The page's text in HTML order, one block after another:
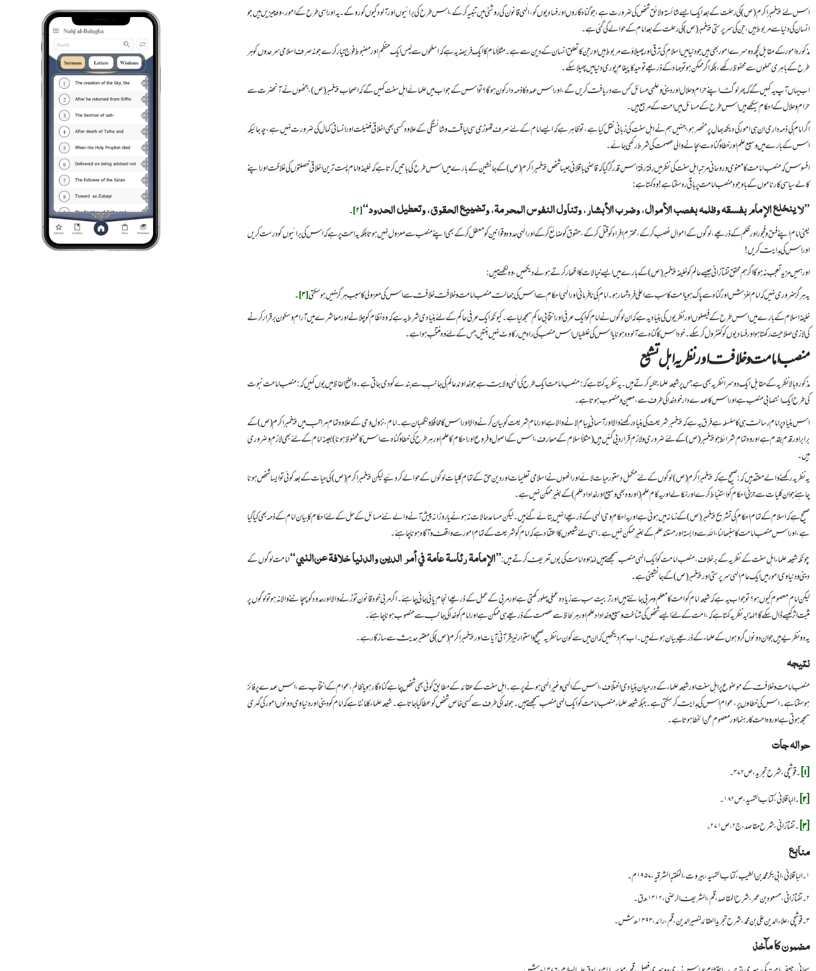
اس لئے پیغمبر اکرم (ص) کی رحلت کے بعد ایک ایسے شائستہ و لائق شخص کی ضرورت ہے، جو گناہ گاروں اور فسادیوں کو، الٰہی قانون کی روشنی میں تنبیہ کر کے، اس طرح کی برائیوں اور آلودگیوں کو روکے۔ یہ اور اسی طرح کے امور، وہ چیزیں ہیں جو
انسان کی دنیا سے مربوط ہیں، جن کی سرپرستی پیغمبر (ص) کی رحلت کے بعد امام کے حوالے کی گئی ہے۔
مذکورہ امور کے مقابل کچھ دوسرے امور بھی ہیں جو دنیا میں اسلام کی ترقی اور پھیلاؤ سے مربوط ہیں اور جن کا تعلق انسان کے دین سے ہے۔ مثلاً امام کا ایک فریضہ یہ ہے کہ اسلحوں سے لیس ایک منظم اور مضبوط فوج تیار کرے جو نہ صرف اسلامی سرحدوں کو ہر
طرح کے باہری حملوں سے محفوظ رکھے، بلکہ اگر ممکن ہو تو جہاد کے ذریعے توحید کا پیغام پوری دنیا میں پھیلاسکے۔
اب یہاں آپ یہ کہیں گے کہ پھر لوگ اپنے حرام و حلال اور دینی و علمی مسائل کس سے دریافت کریں گے، اور اس عہدہ کا ذمہ دار کون ہوگا؟ تو اس کے جواب میں علمائے اہل سنت کہیں گے کہ اصحاب پیغمبر (ص)، جنھوں نے آنحضرت سے
حرام و حلال کے احکام سیکھے ہیں اس طرح کے مسائل میں امت کے مرجع ہیں۔
اگر امام کی ذمہ داری ان ہی امور کی دیکھ بھال پر منحصر ہو، جنہیں ہم نے اہل سنت کی زبانی نقل کیاہے، تو ظاہر ہے کہ ایسے امام کے لئے صرف تھوڑی سی لیاقت و شائستگی کے علاوہ کسی بھی اخلاقی فضیلت اور انسانی کمال کی ضرورت نہیں ہے، چہ جائیکہ
اس کے بارے میں وسیع علم اور خطا و گناہ سے بچانے والی عصمت کی شرط رکھی جائے۔
افسوس کہ منصب امامت کا معنوی و روحانی مرتبہ اہل سنت کی نظر میں رفتہ رفتہ اس قدر گر گیا کہ قاضی باقلانی جیسا شخص پیغمبر اکرم (ص) کے جانشین کے بارے میں اس طرح کی باتیں کرتا ہے کہ خلیفہ و امام پست ترین اخلاقی خصلتوں کی غلاظت اور اپنے
کالے سیاسی کارناموں کے باوجود منصب امامت پر باقی رہ سکتا ہے! وہ کہتا ہے:
”لا ينخلع الإمام بفسقه وظلمه بغصب الأموال، وضرب الأبشار، وتناول النفوس المحرمة، وتضييع الحقوق، وتعطيل الحدود“[۲] ۔
یعنی امام اپنے فسق و فجور اور ظلم کے ذریعے، لوگوں کے اموال غصب کر کے، محترم افراد کو قتل کر کے، حقوق کو ضائع کر کے اور الٰہی حدود و قوانین کو معطل کر کے بھی اپنے منصب سے معزول نہیں ہوتا بلکہ یہ امت پر ہے کہ اس کی برائیوں کو درست کریں
اور اس کی ہدایت کریں!
اور ہمیں مزید تعجب نہ ہوگا اگر ہم محقق تفتازانی جیسے عالم کو خلیفہ پیغمبر (ص) کے بارے میں ایسے خیالات کا اظھار کرتے ہوئے دیکھیں، وہ لکھتے ہیں:
یہ ہرگز ضروری نہیں کہ امام لغزش اور گناہ سے پاک ہو یا امت کا سب سے اعلیٰ فرد شمار ہو۔ امام کی نا فرمانی اور الٰہی احکام سے اس کی جھالت منصب امامت و خلافت خلافت سے اس کی معزولی کا سبب ہرگز نہیں ہو سکتی[۳] ۔
خلیفہ اسلام کے بارے میں اس طرح کے فیصلوں اور نظریوں کی بنیاد یہ ہے کہ ان لوگوں نے امام کو ایک عرفی اور انتخابی حاکم سمجھ لیا ہے۔کیونکہ ایک عرفی حاکم کے لئے بنیادی شرط یہ ہے کہ وہ نظام کو چلانے اور معاشرے میں آرام و سکون برقرار کرنے
کی لازمی صلاحیت رکھتا ہو اور فسادیوں کو کنٹرول کرسکے۔ خود اس کا گناہ سے آلودہ ہونا یا اس کی غلطیاں اس منصب کی راہ میں رکاوٹ نہیں بنتیں جس کے لئے وہ منتخب ہوا ہے۔
منصب امامت و خلافت اور نظریہ اہل تشیع
مذکورہ بالا نظریہ کے مقابل ایک دوسرا نظریہ بھی ہے جس پر شیعہ علماء تکیہ کرتے ہیں۔ یہ نظریہ کہتا ہے کہ: منصب امامت ایک طرح کی الٰہی ولایت ہے جو خداوند عالم کی جانب سے بندے کو دی جاتی ہے۔ واضح الفاظ میں یوں کہیں کہ: منصب امامت نبوت
کی طرح ایک انتصابی منصب ہے اور اس کا عہدے دار خود خدا کی طرف سے، معین و منصوب ہوتا ہے۔
اس بنیاد پر امام رسالت ہی کا سلسلہ ہے فرق یہ ہے کہ پیغمبر شریعت کی بنیاد رکھنے والا اور آسمانی پیام لانے والا ہے اور امام شریعت کو بیان کرنے والا اور اس کا محافظ و نگھبان ہے۔ امام، نزول وحی کے علاوہ تمام مراتب میں پیغمبر اکرم (ص) کے
برابر اور قدم بقدم ہے اور وہ تمام شرائط جو پیغمبر (ص) کے لئے ضروری و لازم قرار دیی گئیں ہیں (مثلاً اسلام کے معارف، اس کے اصول و فروع اور احکام کا علم اور ہر طرح کی خطا و گناہ سے اس کا محفوظ ہونا) بعینہ امام کے لئے بھی لازم و ضروری
ہیں۔
یہ نظریہ رکھنے والے معتقد ہیں کہ: صحیح ہے کہ پیغمبر اکرم (ص) لوگوں کے لئے مکمل دستور حیات لائے اور انھوں نے اسلامی تعلیمات اور دین حق کے تمام کلیات لوگوں کے حوالے کردئیے لیکن پیغمبر اکرم (ص) کی حیات کے بعد کوئی تو ایسا شخص ہونا
چاہئے جو ان کلیات سے جزئی احکام کو استنباط کرے اور نکالے اور یہ کام علم (اور وہ بھی وسیع اور خدا داد علم) کے بغیر ممکن نہیں ہے۔
صحیح ہے کہ اسلام کے تمام احکام کی تشریح پیغمبر (ص) کے زمانہ میں ہوئی ہے اور یہ احکام وحی الٰہی کے ذریعے انہیں بتائے گئے ہیں۔ لیکن مساعد حالات نہ ہونے یا روزانہ پیش آنے والے نئے مسائل کے حل کے لئے احکام کا بیان امام کے ذمہ بھی کیا گیا
ہے، اور اس منصب امامت کا سنبھالنا، اللہ سے وابستہ اور مستند علم کے بغیر ممکن نہیں ہے۔ اسی لئے شیعوں کا اعتقاد ہے کہ امام کو شریعت کے تمام امور سے واقف و آگاہ ہونا چاہئے۔
چونکہ شیعہ علماء اہل سنت کے نظریہ کے برخلاف، منصب امامت کو ایک الٰہی منصب سمجھتے ہیں لہٰذا وہ امامت کی یوں تعریف کرتے ہیں:”الإمامة رئاسة عامة في أمر الدين والدنيا خلافة عنالنبي“امامت لوگوں کے
دینی و دنیاوی امور میں ایک عام الٰہی سرپرستی اور پیغمبر (ص) کے جانشینی ہے۔
لیکن امام معصوم کیوں ہو؟ تو جواب یہ ہے کہ شیعہ امام کو امت کا معلم و مربی جانتے ہیں اور تربیت سب سے زیادہ عملی پہلو رکھتی ہے اور مربی کے عمل کے ذریعے انجام پائی جانی چاہئے۔ اگر مربی خود قانون توڑنے والا اور حدود کو پہچاننے والا نہ ہو تو لوگوں پر
مثبت اثر کیسے ڈال سکے گا؟ لہذا یہ نظریہ کہتا ہے کہ، امت کے لئے ایسے شخص کی شناخت وسیع و خدا داد علم اور ہر لحاظ سے عصمت کے ذریعے ہی ممکن ہے اور امام کو خدا کی جانب سے منصوب ہونا چاہئے۔
یہ دو نظریے ہیں جو ان دونوں گروہوں کے علماء کے ذریعے بیان ہوئے ہیں۔ اب ہم دیکھیں کہ ان میں سے کون سا نظریہ صحیح و استوار نیز قرآنی آیات اور پیغمبر اکرم (ص) کی معتبر حدیث سے سازگار ہے۔
نتیجہ
منصب امامت و خلافت کے موضوع پر اہل سنت اور شیعہ علماء کے درمیان بنیادی اختلاف، اس کے الٰہی و غیر الٰہی ہونے پر ہے۔ اہل سنت کے عقائد کے مطابق کوئی بھی شخص چاہے گناہ گار ہو یا ظالم، عوام کے انتخاب سے، اس عہدے پر فائز
ہو سکتا ہے۔ اس کی خطاوں پر، عوام اس کی ہدایت کر سکتی ہے۔ جبکہ شیعہ علماء منصب امامت کو ایک الٰہی منصب سمجھتے ہیں۔ جو خدا کی طرف سے کسی خاص شخص کو عطا کیا جاتا ہے۔ شیعہ علماء کا ماننا ہے کہ امام کو دینی اور دنیاوی دونوں امور کی گہری
سمجھ ہوتی ہے اور وہ امت کا رہنما اور معصوم عن الخطا ہوتا ہے۔
حوالہ جات
[۱] ۔ قوشچی، شرح تجرید، ص ۴۷۲۔
[۲] ۔ الباقلانی، کتاب التمهید، ص ۱۸۲۔
[۳] ۔ تفتازانی، شرح مقاصد، ج ۲، ص ۲۷۱۔
منابع
۱۔ الباقلانی، ابی بکر محمد بن الطیب، کتاب التمهید، بیروت، المکتبہ الشرقیہ، ۱۹۵۷م۔
۲۔ تفتازانی، مسعود بن عمر، شرح المقاصد، قم، الشريف الرضي، ۱۴۱۲ھ ق۔
۳۔ قوشچی، علاءالدین‌ علی ‌بن ‌محمد، شرح تجرید العقائد لنصیر الدین، قم، رائد، ۱۳۹۳ھ ش۔
مضمون کا مآخذ